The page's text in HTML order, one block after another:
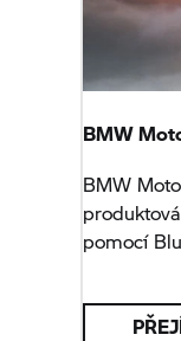
BMW
BMW
pomocí